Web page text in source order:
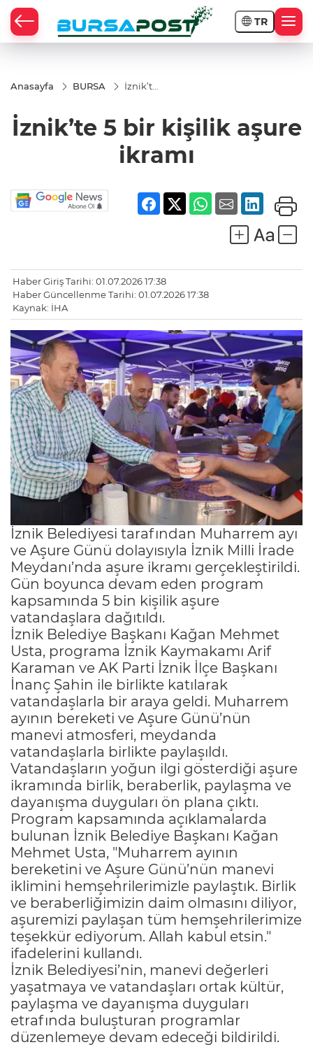
TR
Anasayfa BURSA
İznik’te
aşure
ikramı
İznik’te 5 bir kişilik aşure
ikramı
Haber Giriş Tarihi: 01.07.2026 17:38
Haber Güncellenme Tarihi: 01.07.2026 17:38
Kaynak: İHA
İznik Belediyesi tarafından Muharrem ayı
ve Aşure Günü dolayısıyla İznik Milli İrade
Meydanı’nda aşure ikramı gerçekleştirildi.
Gün boyunca devam eden program
kapsamında 5 bin kişilik aşure
vatandaşlara dağıtıldı.
İznik Belediye Başkanı Kağan Mehmet
Usta, programa İznik Kaymakamı Arif
Karaman ve AK Parti İznik İlçe Başkanı
İnanç Şahin ile birlikte katılarak
vatandaşlarla bir araya geldi. Muharrem
ayının bereketi ve Aşure Günü’nün
manevi atmosferi, meydanda
vatandaşlarla birlikte paylaşıldı.
Vatandaşların yoğun ilgi gösterdiği aşure
ikramında birlik, beraberlik, paylaşma ve
dayanışma duyguları ön plana çıktı.
Program kapsamında açıklamalarda
bulunan İznik Belediye Başkanı Kağan
Mehmet Usta, "Muharrem ayının
bereketini ve Aşure Günü’nün manevi
iklimini hemşehrilerimizle paylaştık. Birlik
ve beraberliğimizin daim olmasını diliyor,
aşuremizi paylaşan tüm hemşehrilerimize
teşekkür ediyorum. Allah kabul etsin."
ifadelerini kullandı.
İznik Belediyesi’nin, manevi değerleri
yaşatmaya ve vatandaşları ortak kültür,
paylaşma ve dayanışma duyguları
etrafında buluşturan programlar
düzenlemeye devam edeceği bildirildi.